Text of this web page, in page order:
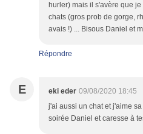
hurler) mais il s'avère que
chats (gros prob de gorge,
avais !) ... Bisous Daniel et
Répondre
E eki eder 09/08/2020 18:45
j'ai aussi un chat et j'aime
soirée Daniel et caresse à